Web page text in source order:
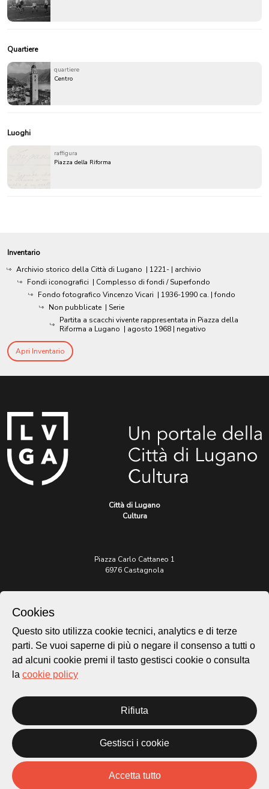
Quartiere
quartiere
Centro
Luoghi
raffigura
Piazza della Riforma
Inventario
Archivio storico della Città di Lugano | 1221- | archivio
Fondi iconografici | Complesso di fondi / Superfondo
Fondo fotografico Vincenzo Vicari | 1936-1990 ca. | fondo
Non pubblicate | Serie
Partita a scacchi vivente rappresentata in Piazza della
Riforma a Lugano | agosto 1968 | negativo
Apri Inventario
Città di Lugano
Cultura
Piazza Carlo Cattaneo 1
6976 Castagnola
patrimonio@lugano.ch
t. +41 58 866 68 50
Sito istituzionale:
Privacy Policy
Homepage
Storie
Cookies
Questo sito utilizza cookie tecnici, analytics e di terze
parti. Se vuoi saperne di più o negare il consenso a tutti o
ad alcuni cookie premi il tasto gestisci cookie o consulta
la cookie policy
Rifiuta
Gestisci i cookie
Accetta tutto